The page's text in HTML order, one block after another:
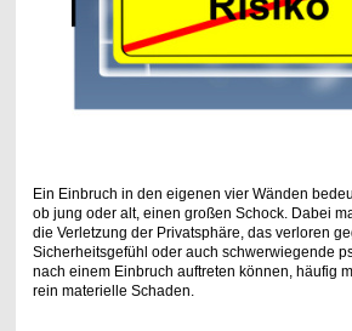
Ein Einbruch in den eigenen vier Wänden
ob jung oder alt, einen großen Schock. Dabei
die Verletzung der Privatsphäre, das verloren
Sicherheitsgefühl oder auch schwerwiegende
nach einem Einbruch auftreten können, häufig
rein materielle Schaden.